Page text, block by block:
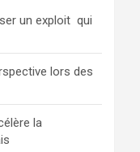
un exploit qui
lors des
la